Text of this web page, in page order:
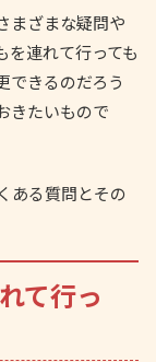
まざまな疑問や
を連れて行っても
できるのだろう
きたいもので
ある質問とその
て行っ